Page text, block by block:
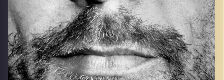
קרדיט תמונות: David Goehring